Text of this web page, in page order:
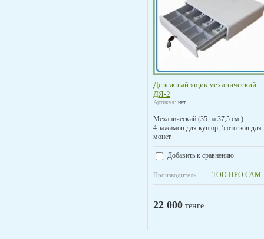
Денежный ящик механический
ДЯ-2
Артикул: нет
Механический (35 на 37,5 см.)
4 зажимов для купюр, 5 отсеков для
монет.
Добавить к сравнению
Производитель TOO ПРО САМ
22 000 тенге